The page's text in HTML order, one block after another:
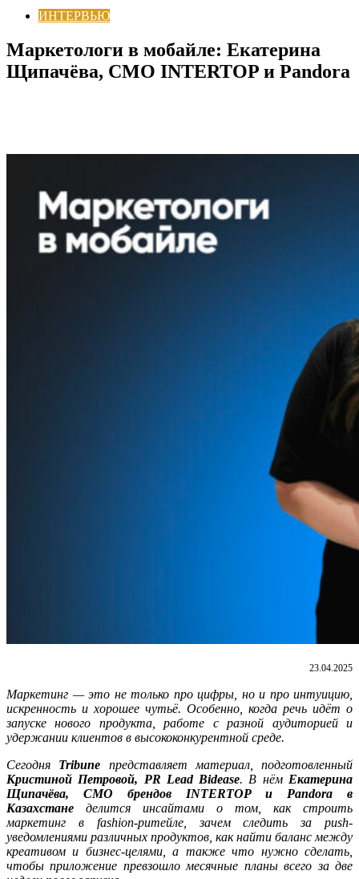
ИНТЕРВЬЮ
Маркетологи в мобайле: Екатерина
Щипачёва, СМО INTERTOP и Pandora
23.04.2025
Маркетинг — это не только про цифры, но и про интуицию,
искренность и хорошее чутьё. Особенно, когда речь идёт о
запуске нового продукта, работе с разной аудиторией и
удержании клиентов в высококонкурентной среде.
Сегодня Tribune представляет материал, подготовленный
Кристиной Петровой, PR Lead Bidease. В нём Екатерина
Щипачёва, СМО брендов INTERTOP и Pandora в
Казахстане делится инсайтами о том, как строить
маркетинг в fashion-ритейле, зачем следить за push-
уведомлениями различных продуктов, как найти баланс между
креативом и бизнес-целями, а также что нужно сделать,
чтобы приложение превзошло месячные планы всего за две